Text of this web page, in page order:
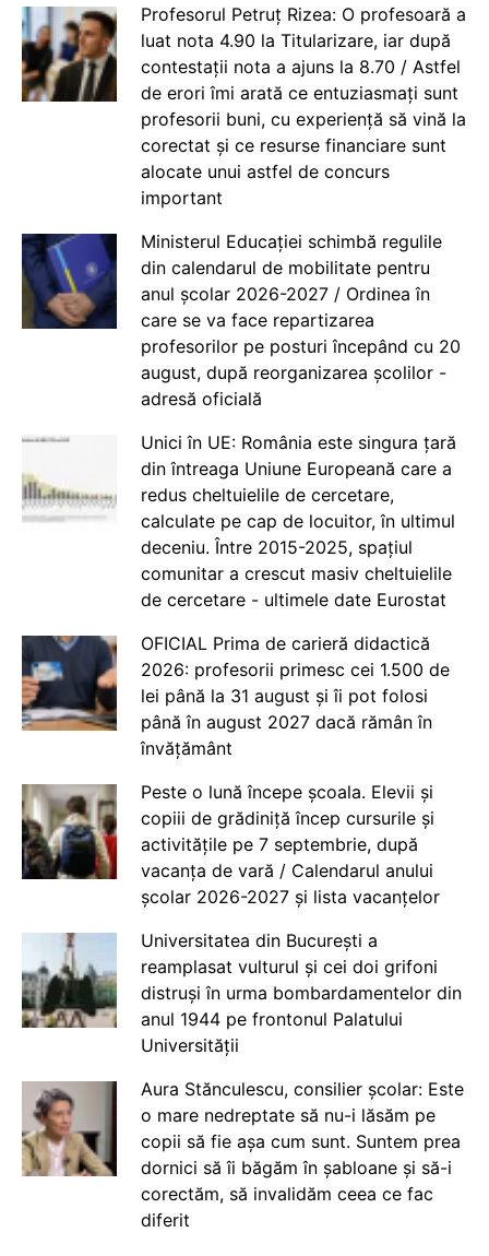
Profesorul Petruț Rizea: O profesoară a
luat nota 4.90 la Titularizare, iar după
contestații nota a ajuns la 8.70 / Astfel
de erori îmi arată ce entuziasmați sunt
profesorii buni, cu experiență să vină la
corectat și ce resurse financiare sunt
alocate unui astfel de concurs
important
Ministerul Educației schimbă regulile
din calendarul de mobilitate pentru
anul școlar 2026-2027 / Ordinea în
care se va face repartizarea
profesorilor pe posturi începând cu 20
august, după reorganizarea școlilor -
adresă oficială
Unici în UE: România este singura țară
din întreaga Uniune Europeană care a
redus cheltuielile de cercetare,
calculate pe cap de locuitor, în ultimul
deceniu. Între 2015-2025, spațiul
comunitar a crescut masiv cheltuielile
de cercetare - ultimele date Eurostat
OFICIAL Prima de carieră didactică
2026: profesorii primesc cei 1.500 de
lei până la 31 august și îi pot folosi
până în august 2027 dacă rămân în
învățământ
Peste o lună începe școala. Elevii și
copiii de grădiniță încep cursurile și
activitățile pe 7 septembrie, după
vacanța de vară / Calendarul anului
școlar 2026-2027 și lista vacanțelor
Universitatea din București a
reamplasat vulturul și cei doi grifoni
distruși în urma bombardamentelor din
anul 1944 pe frontonul Palatului
Universității
Aura Stănculescu, consilier școlar: Este
o mare nedreptate să nu-i lăsăm pe
copii să fie așa cum sunt. Suntem prea
dornici să îi băgăm în șabloane și să-i
corectăm, să invalidăm ceea ce fac
diferit